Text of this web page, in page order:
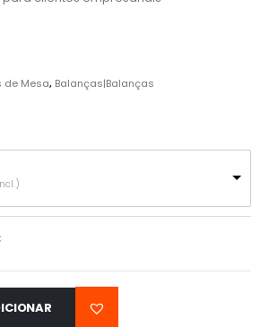
de Mesa, Balanças|Balanças